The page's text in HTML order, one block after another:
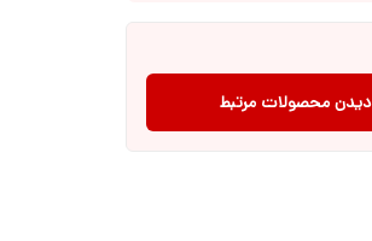
دیدن محصولات مرتبط